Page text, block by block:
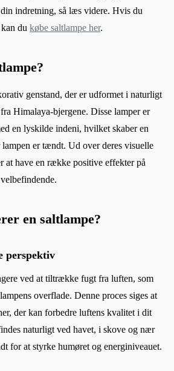
indretning, så læs videre. Hvis du
du købe saltlampe her.
genstand, der er udformet i naturligt
Himalaya-bjergene. Disse lamper er
en lyskilde indeni, hvilket skaber en
er tændt. Ud over deres visuelle
at have en række positive effekter på
en saltlampe?
perspektiv
ved at tiltrække fugt fra luften, som
overflade. Denne proces siges at
der kan forbedre luftens kvalitet i dit
naturligt ved havet, i skove og nær
for at styrke humøret og energiniveauet.